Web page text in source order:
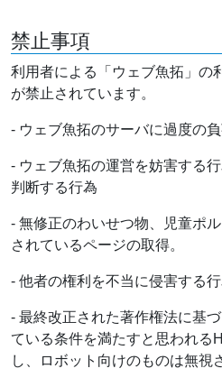
禁止事項
利用者による「ウェブ魚拓」の
が禁止されています。
- ウェブ魚拓のサーバに過度の
- ウェブ魚拓の運営を妨害する
判断する行為
- 無修正のわいせつ物、児童ポ
されているページの取得。
- 他者の権利を不当に侵害する
- 最終改正された著作権法に基
ている条件を満たすと思われる
し、ロボット向けのものは無視